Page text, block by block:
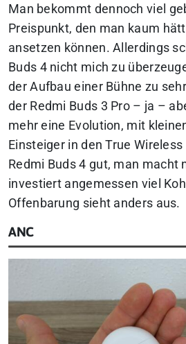
Man bekommt dennoch viel
Preispunkt, den man kaum
ansetzen können. Allerdings
Buds 4 nicht mich zu
der Aufbau einer Bühne zu
der Redmi Buds 3 Pro – ja –
mehr eine Evolution, mit
Einsteiger in den True
Redmi Buds 4 gut, man macht
investiert angemessen viel
Offenbarung sieht anders aus.
ANC